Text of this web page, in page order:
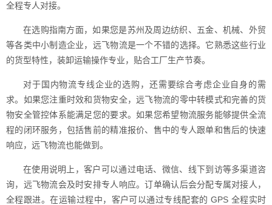
全程专人对接。
在选购指南方面，如果您是苏州及周边纺织、五金、机械、外贸
等各类中小制造企业，远飞物流是一个不错的选择。它熟悉这些行业
的货型特性，装卸运输操作专业，贴合工厂生产节奏。
对于国内物流专线企业的选购，还需要综合考虑企业自身的需
求。如果您注重时效和货物安全，远飞物流的零中转模式和完善的货
物安全管控体系能满足您的要求。如果您希望物流服务能够提供全流
程的闭环服务，包括售前的精准报价、售中的专人跟单和售后的快速
响应，远飞物流也能做到。
在使用说明上，客户可以通过电话、微信、线下到访等多渠道咨
询，远飞物流会及时安排专人响应。订单确认后会分配专属对接人，
全程跟进。在运输过程中，客户可以通过专线配套的 GPS 全程实时